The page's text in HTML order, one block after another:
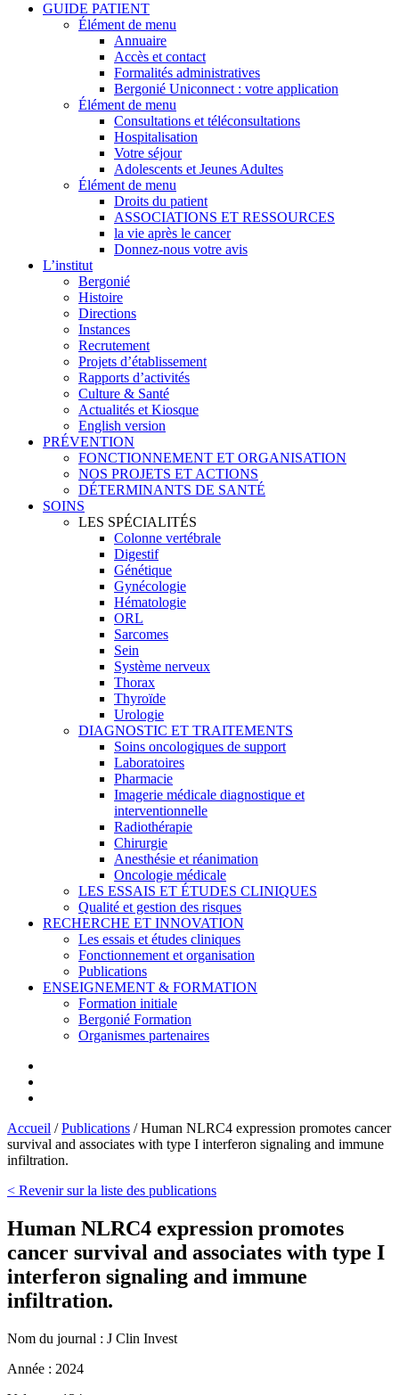
GUIDE PATIENT
Élément de menu
Annuaire
Accès et contact
Formalités administratives
Bergonié Uniconnect : votre application
Élément de menu
Consultations et téléconsultations
Hospitalisation
Votre séjour
Adolescents et Jeunes Adultes
Élément de menu
Droits du patient
ASSOCIATIONS ET RESSOURCES
la vie après le cancer
Donnez-nous votre avis
L’institut
Bergonié
Histoire
Directions
Instances
Recrutement
Projets d’établissement
Rapports d’activités
Culture & Santé
Actualités et Kiosque
English version
PRÉVENTION
FONCTIONNEMENT ET ORGANISATION
NOS PROJETS ET ACTIONS
DÉTERMINANTS DE SANTÉ
SOINS
LES SPÉCIALITÉS
Colonne vertébrale
Digestif
Génétique
Gynécologie
Hématologie
ORL
Sarcomes
Sein
Système nerveux
Thorax
Thyroïde
Urologie
DIAGNOSTIC ET TRAITEMENTS
Soins oncologiques de support
Laboratoires
Pharmacie
Imagerie médicale diagnostique et
interventionnelle
Radiothérapie
Chirurgie
Anesthésie et réanimation
Oncologie médicale
LES ESSAIS ET ÉTUDES CLINIQUES
Qualité et gestion des risques
RECHERCHE ET INNOVATION
Les essais et études cliniques
Fonctionnement et organisation
Publications
ENSEIGNEMENT & FORMATION
Formation initiale
Bergonié Formation
Organismes partenaires
Accueil /Publications /Human NLRC4 expression promotes cancer
survival and associates with type I interferon signaling and immune
infiltration.
< Revenir sur la liste des publications
Human NLRC4 expression promotes
cancer survival and associates with type I
interferon signaling and immune
infiltration.
Nom du journal : J Clin Invest
Année : 2024